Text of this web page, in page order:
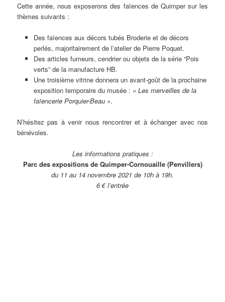
Cette année, nous exposerons des faïences de Quimper sur les
thèmes suivants :
Des faïences aux décors tubés Broderie et de décors
perlés, majoritairement de l’atelier de Pierre Poquet.
Des articles fumeurs, cendrier ou objets de la série “Pois
verts” de la manufacture HB.
Une troisième vitrine donnera un avant-goût de la prochaine
exposition temporaire du musée : « Les merveilles de la
faïencerie Porquier-Beau ».
N’hésitez pas à venir nous rencontrer et à échanger avec nos
bénévoles.
Les informations pratiques :
Parc des expositions de Quimper-Cornouaille (Penvillers)
du 11 au 14 novembre 2021 de 10h à 19h.
6 € l’entrée